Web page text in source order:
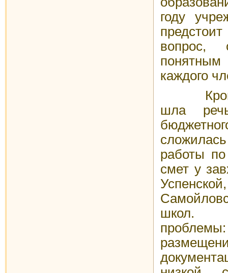
году
вопрос,
каждого
Кроме
шла
работы
смет у
школ.